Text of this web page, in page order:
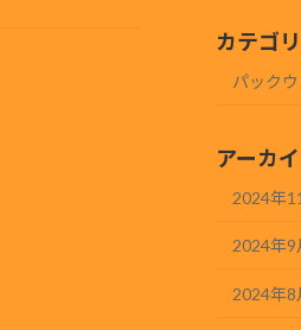
カテゴ
パック
アーカ
2024年
2024年9
2024年8